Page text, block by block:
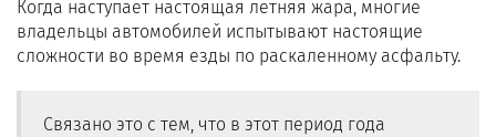
Когда наступает настоящая летняя жара, многие
владельцы автомобилей испытывают настоящие
сложности во время езды по раскаленному асфальту.
Связано это с тем, что в этот период года